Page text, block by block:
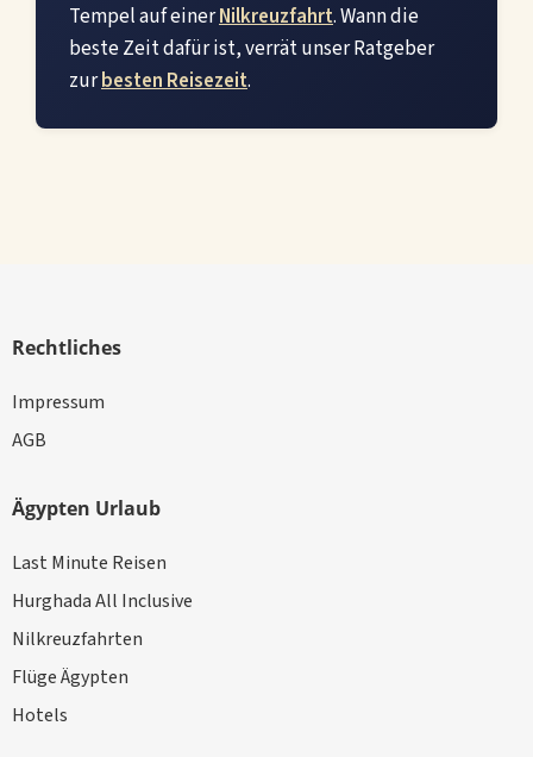
Tempel auf einerNilkreuzfahrt. Wann die
beste Zeit dafür ist, verrät unser Ratgeber
zurbesten Reisezeit.
Rechtliches
Impressum
AGB
Ägypten Urlaub
Last Minute Reisen
Hurghada All Inclusive
Nilkreuzfahrten
Flüge Ägypten
Hotels